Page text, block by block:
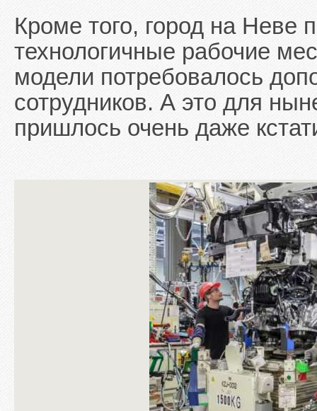
Кроме того, город на Неве
технологичные рабочие
модели потребовалось
сотрудников. А это для
пришлось очень даже